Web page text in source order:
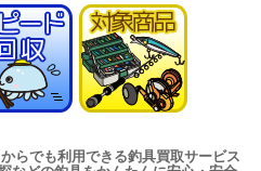
らでも利用できる釣具買取サービス